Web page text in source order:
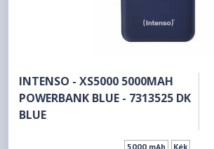
INTENSO - XS5000 5000MAH
POWERBANK BLUE - 7313525 DK
BLUE
5000 mAh Kék